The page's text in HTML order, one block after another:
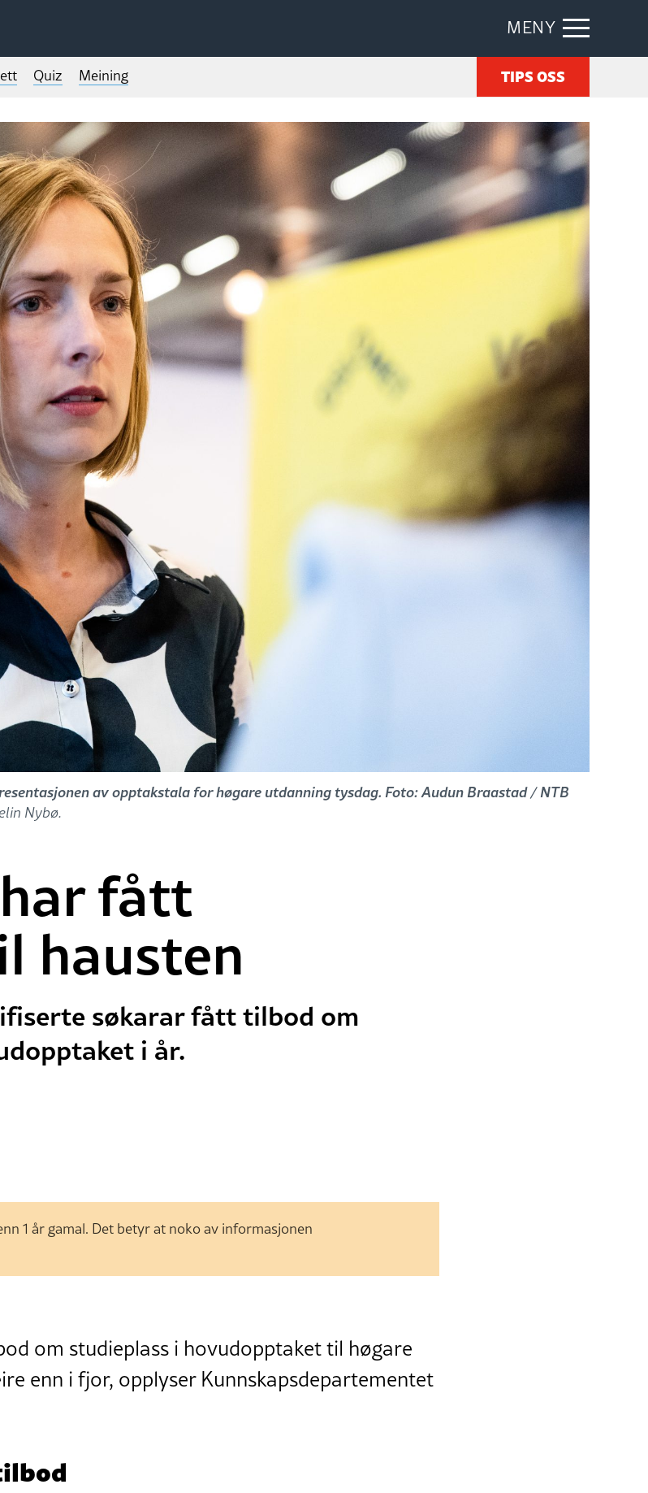
MENY
Quiz Meining TIPS OSS
av opptakstala for høgare utdanning tysdag. Foto: Audun Braastad / NTB
Nybø.
fått
hausten
søkarar fått tilbod om
i år.
1 år gamal. Det betyr at noko av informasjonen
om studieplass i hovudopptaket til høgare
enn i fjor, opplyser Kunnskapsdepartementet